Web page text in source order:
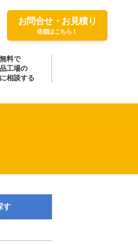
お問合せ・お見積り
依頼はこちら！
無料で
工場の
相談する
す